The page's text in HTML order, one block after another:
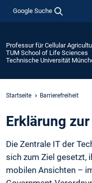
Google Suche
Professur für Cellular
TUM School of Life Sciences
Technische Universität
Startseite Barrierefreiheit
Erklärung
Die Zentrale IT der
sich zum Ziel gesetzt,
mobilen Ansichten –